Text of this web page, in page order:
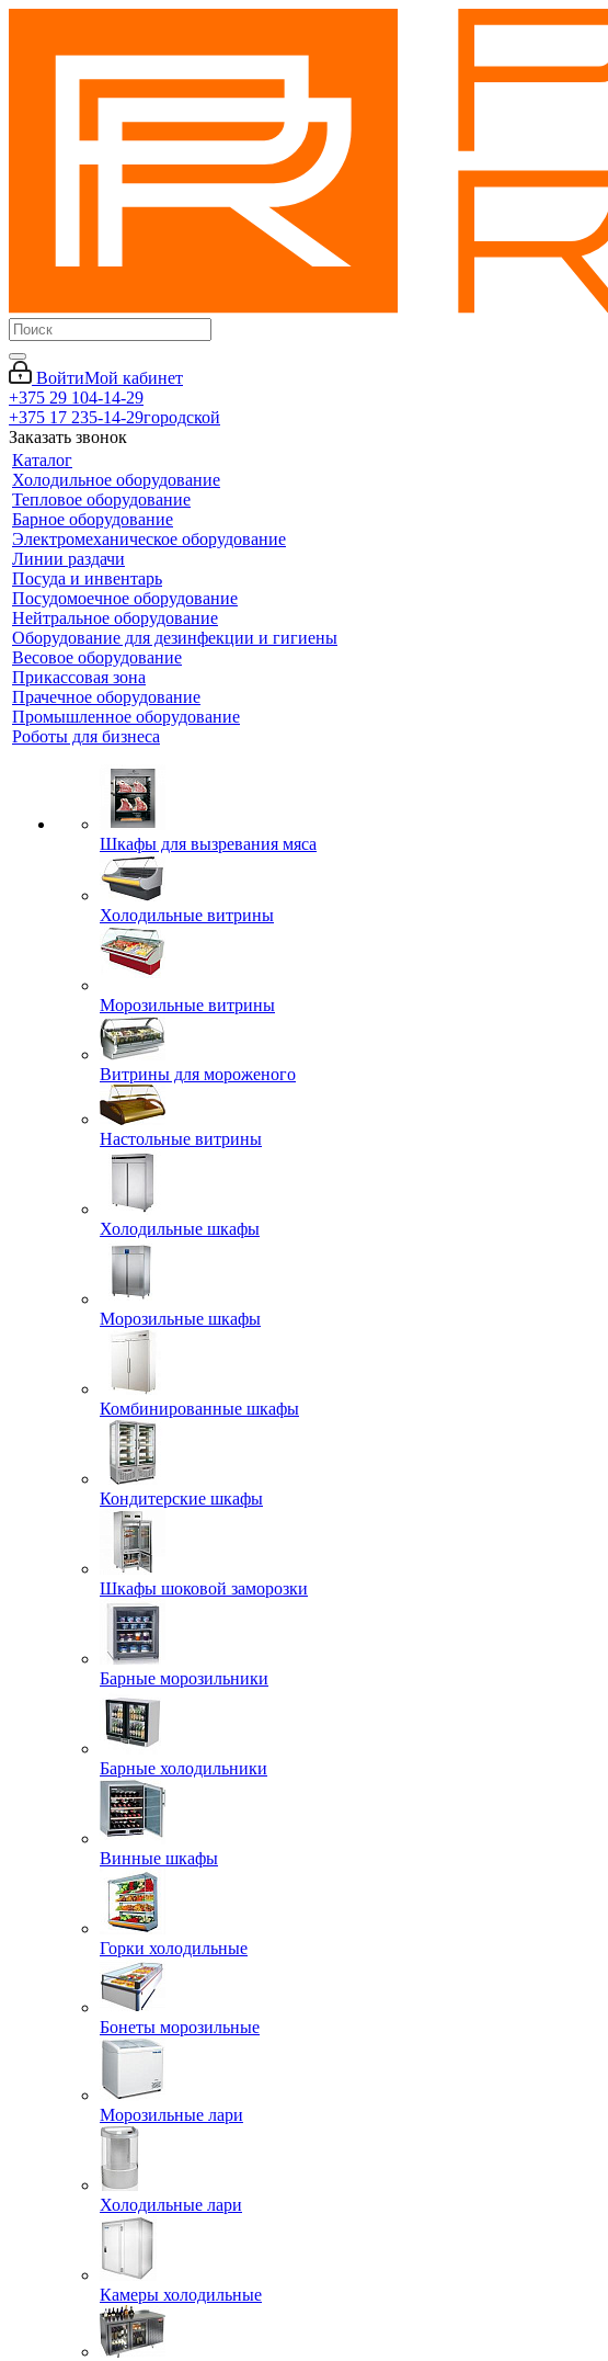
ВойтиМой кабинет
+375 29 104-14-29
+375 17 235-14-29городской
Заказать звонок
Каталог
Холодильное оборудование
Тепловое оборудование
Барное оборудование
Электромеханическое оборудование
Линии раздачи
Посуда и инвентарь
Посудомоечное оборудование
Нейтральное оборудование
Оборудование для дезинфекции и гигиены
Весовое оборудование
Прикассовая зона
Прачечное оборудование
Промышленное оборудование
Роботы для бизнеса
Шкафы для вызревания мяса
Холодильные витрины
Морозильные витрины
Витрины для мороженого
Настольные витрины
Холодильные шкафы
Морозильные шкафы
Комбинированные шкафы
Кондитерские шкафы
Шкафы шоковой заморозки
Барные морозильники
Барные холодильники
Винные шкафы
Горки холодильные
Бонеты морозильные
Морозильные лари
Холодильные лари
Камеры холодильные